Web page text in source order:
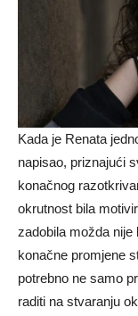
Kada je Renata
napisao, priznajući
konačnog
okrutnost bila
zadobila možda nije
konačne promjene
potrebno ne samo
raditi na stvaranju